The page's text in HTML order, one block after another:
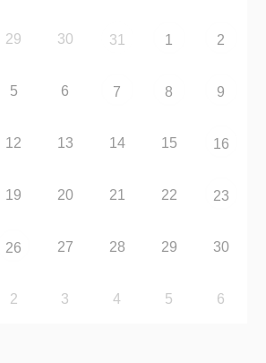
29 30 31 1 2
5 6 7 8 9
12 13 14 15 16
19 20 21 22 23
26 27 28 29 30
2 3 4 5 6